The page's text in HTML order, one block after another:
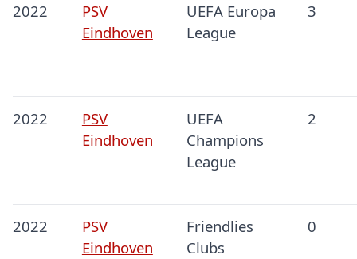
2022
PSV
Eindhoven
UEFA Europa
League
3
2022
PSV
Eindhoven
UEFA
Champions
League
2
2022
PSV
Eindhoven
Friendlies
Clubs
0